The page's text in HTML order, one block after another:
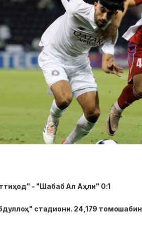
- "Шабаб Ал Аҳли" 0:1
стадиони. 24,179 томошабин